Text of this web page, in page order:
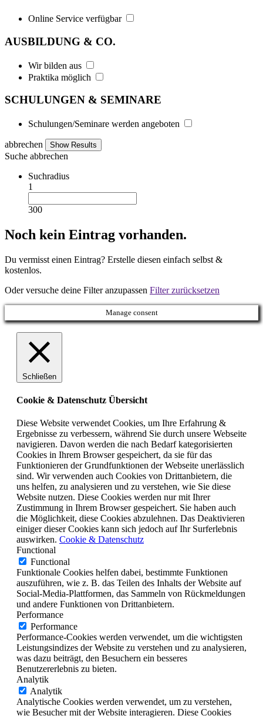
Online Service verfügbar
AUSBILDUNG & CO.
Wir bilden aus
Praktika möglich
SCHULUNGEN & SEMINARE
Schulungen/Seminare werden angeboten
abbrechen
Suche abbrechen
Suchradius
1
300
Noch kein Eintrag vorhanden.
Du vermisst einen Eintrag? Erstelle diesen einfach selbst &
kostenlos.
Oder versuche deine Filter anzupassen Filter zurücksetzen
Manage consent
Schließen
Cookie & Datenschutz Übersicht
Diese Website verwendet Cookies, um Ihre Erfahrung &
Ergebnisse zu verbessern, während Sie durch unsere Webseite
navigieren. Davon werden die nach Bedarf kategorisierten
Cookies in Ihrem Browser gespeichert, da sie für das
Funktionieren der Grundfunktionen der Webseite unerlässlich
sind. Wir verwenden auch Cookies von Drittanbietern, die
uns helfen, zu analysieren und zu verstehen, wie Sie diese
Website nutzen. Diese Cookies werden nur mit Ihrer
Zustimmung in Ihrem Browser gespeichert. Sie haben auch
die Möglichkeit, diese Cookies abzulehnen. Das Deaktivieren
einiger dieser Cookies kann sich jedoch auf Ihr Surferlebnis
auswirken. Cookie & Datenschutz
Functional
Functional
Funktionale Cookies helfen dabei, bestimmte Funktionen
auszuführen, wie z. B. das Teilen des Inhalts der Website auf
Social-Media-Plattformen, das Sammeln von Rückmeldungen
und andere Funktionen von Drittanbietern.
Performance
Performance
Performance-Cookies werden verwendet, um die wichtigsten
Leistungsindizes der Website zu verstehen und zu analysieren,
was dazu beiträgt, den Besuchern ein besseres
Benutzererlebnis zu bieten.
Analytik
Analytik
Analytische Cookies werden verwendet, um zu verstehen,
wie Besucher mit der Website interagieren. Diese Cookies